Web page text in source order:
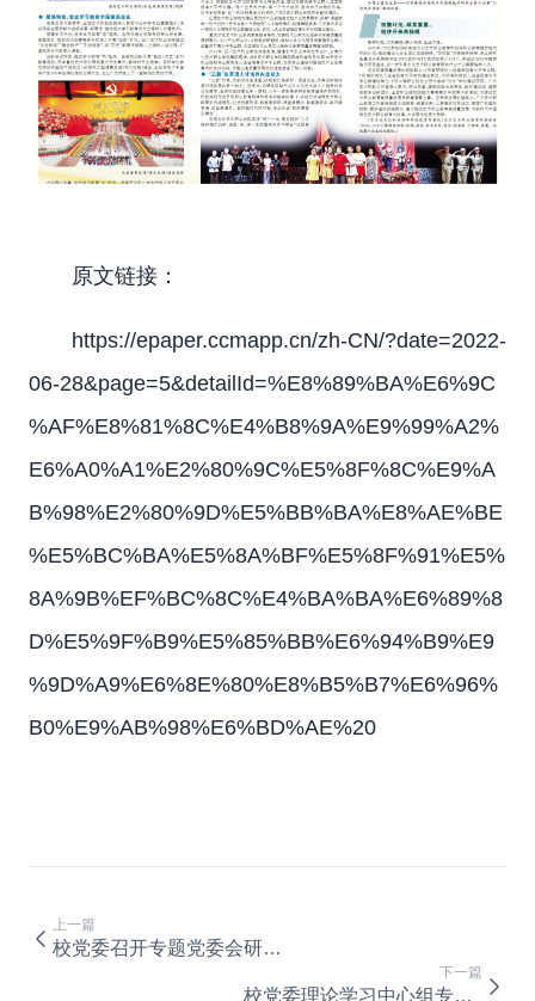
原文链接：
https://epaper.ccmapp.cn/zh-CN/?date=2022-
06-28&page=5&detailId=%E8%89%BA%E6%9C
%AF%E8%81%8C%E4%B8%9A%E9%99%A2%
E6%A0%A1%E2%80%9C%E5%8F%8C%E9%A
B%98%E2%80%9D%E5%BB%BA%E8%AE%BE
%E5%BC%BA%E5%8A%BF%E5%8F%91%E5%
8A%9B%EF%BC%8C%E4%BA%BA%E6%89%8
D%E5%9F%B9%E5%85%BB%E6%94%B9%E9
%9D%A9%E6%8E%80%E8%B5%B7%E6%96%
B0%E9%AB%98%E6%BD%AE%20
上一篇
校党委召开专题党委会研究2021至2022学年第二学期思想政治理论课建设
下一篇
校党委理论学习中心组专题学习市第六次党代会精神